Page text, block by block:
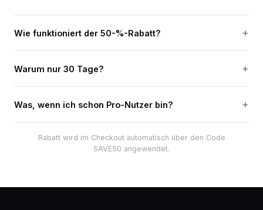
Wie funktioniert der 50-%-Rabatt?
Warum nur 30 Tage?
Was, wenn ich schon Pro-Nutzer bin?
Rabatt wird im Checkout automatisch über den Code
SAVE50 angewendet.